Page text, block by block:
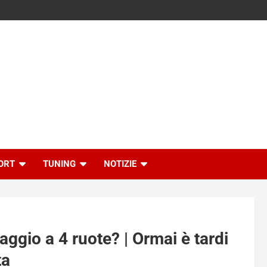
TUNING NOTIZIE
a 4 ruote? | Ormai è tardi